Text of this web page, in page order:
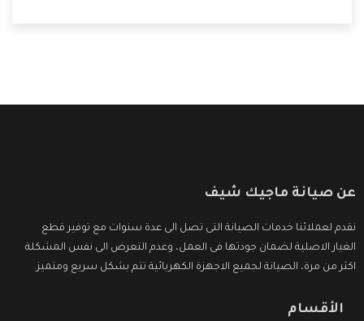
عن صيانة ماجيك شيف
نقدم لعملائنا خدمات الصيانة التى تصل الى عدة سنوات مع توفير قطع
الغيار الاصلية لضمان جودتها فى العمل، وعدم التعرض الى نفس المشكلة
اكثر من مرة، الصيانة لجميع الاجهزة الكهربائية تتم بشكل سريع ومتميز.
الأقسام